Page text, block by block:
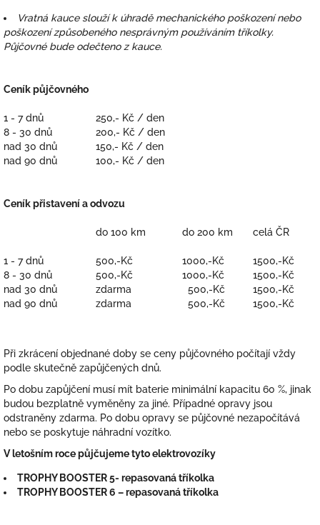
Vratná kauce slouží k úhradě mechanického poškození nebo
poškození způsobeného nesprávným používáním tříkolky.
Půjčovné bude odečteno z kauce.
Ceník půjčovného
1 - 7 dnů
250,- Kč / den
8 - 30 dnů
200,- Kč / den
nad 30 dnů
150,- Kč / den
nad 90 dnů
100,- Kč / den
Ceník přistavení a odvozu
do 100 km do 200 km celá ČR
1 - 7 dnů 500,-Kč 1000,-Kč
1500,-Kč
8 - 30 dnů
500,-Kč 1000,-Kč
1500,-Kč
nad 30 dnů
zdarma 500,-Kč
1500,-Kč
nad 90 dnů
zdarma 500,-Kč 1500,-Kč
Při zkrácení objednané doby se ceny půjčovného počítají vždy
podle skutečně zapůjčených dnů.
Po dobu zapůjčení musí mít baterie minimální kapacitu 60 %, jinak
budou bezplatně vyměněny za jiné. Případné opravy jsou
odstraněny zdarma. Po dobu opravy se půjčovné nezapočítává
nebo se poskytuje náhradní vozítko.
V letošním roce půjčujeme tyto elektrovozíky
TROPHY BOOSTER 5- repasovaná tříkolka
TROPHY BOOSTER 6 – repasovaná tříkolka